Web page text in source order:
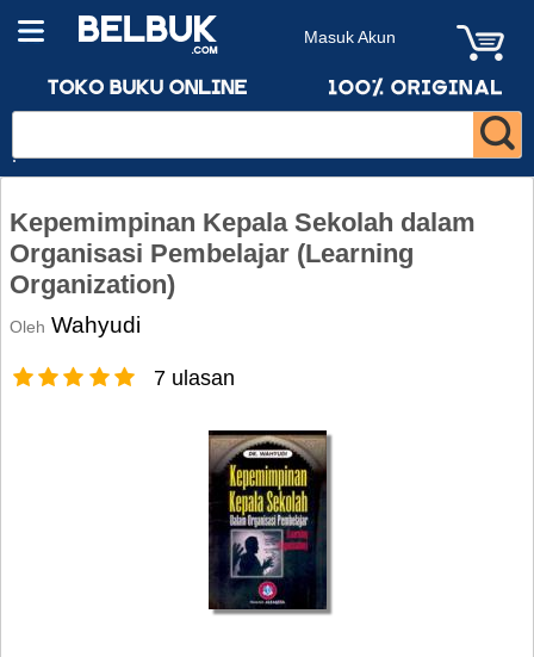
Masuk Akun
Kepemimpinan Kepala Sekolah dalam
Organisasi Pembelajar (Learning
Organization)
Oleh Wahyudi
7 ulasan